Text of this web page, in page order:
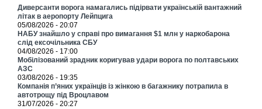
Диверсанти ворога намагались підірвати українській вантажний
літак в аеропорту Лейпцига
05/08/2026 - 20:07
НАБУ знайшло у справі про вимагання $1 млн у наркобарона
слід ексочільника СБУ
04/08/2026 - 17:00
Мобілізований зрадник коригував удари ворога по полтавських
АЗС
03/08/2026 - 19:35
Компанія п’яних українців із жінкою в багажнику потрапила в
автотрощу під Вроцлавом
31/07/2026 - 20:27